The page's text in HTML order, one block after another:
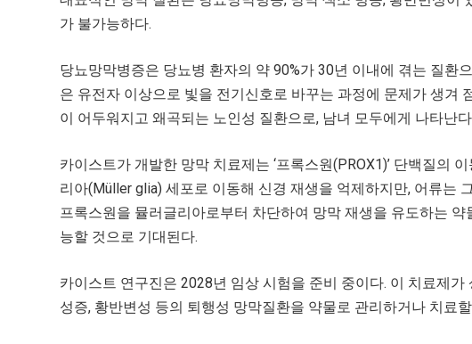
가 불가능하다.
당뇨망막병증은 당뇨병 환자의 약 90%가 30년 이내에 겪는 질환
은 유전자 이상으로 빛을 전기신호로 바꾸는 과정에 문제가 생겨
이 어두워지고 왜곡되는 노인성 질환으로, 남녀 모두에게 나타난
카이스트가 개발한 망막 치료제는 ‘프록스원(PROX1)’ 단백질의
리아(Müller glia) 세포로 이동해 신경 재생을 억제하지만, 어류는
프록스원을 뮬러글리아로부터 차단하여 망막 재생을 유도하는
능할 것으로 기대된다.
카이스트 연구진은 2028년 임상 시험을 준비 중이다. 이 치료제
성증, 황반변성 등의 퇴행성 망막질환을 약물로 관리하거나 치료